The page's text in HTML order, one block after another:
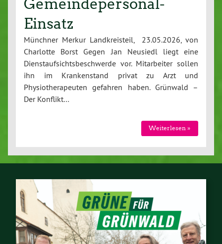
Gemeindepersonal-
Einsatz
Münchner Merkur Landkreisteil, 23.05.2026, von
Charlotte Borst Gegen Jan Neusiedl liegt eine
Dienstaufsichtsbeschwerde vor. Mitarbeiter sollen
ihn im Krankenstand privat zu Arzt und
Physiotherapeuten gefahren haben. Grünwald –
Der Konflikt…
Weiterlesen »